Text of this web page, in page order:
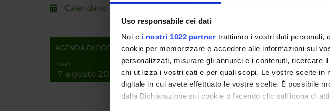
Uso responsabile dei dati
Noi e i nostri 1022 partner trattiamo i vostri dati personali,
cookie per memorizzare e accedere alle informazioni sul
personalizzati, misurare gli annunci e i contenuti, ricercare
chi utilizza i vostri dati e per quali scopi. Le vostre scelte in
digitale in cui avete effettuato le vostre scelte. È possibile
dalla Dichiarazione sui cookie o facendo clic sull'icona di
Calendario
AGENDA DI OGGI
ven
7 agosto 2026